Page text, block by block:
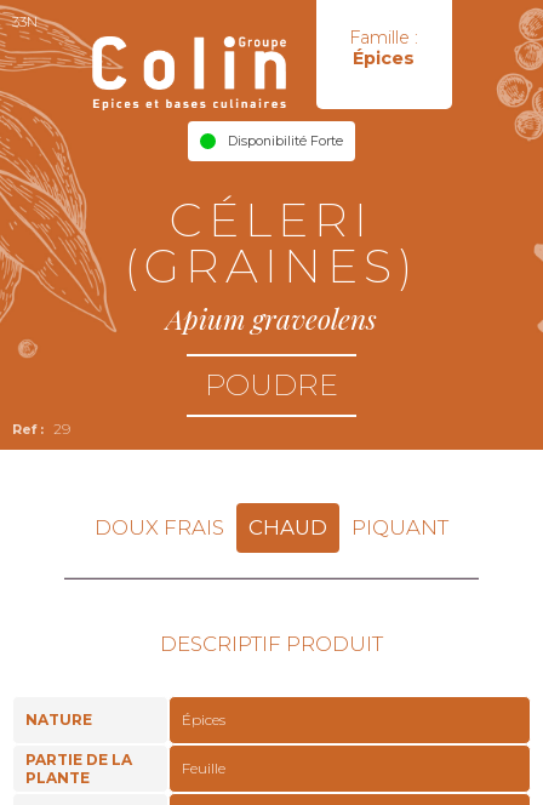
Famille :
Épices
Disponibilité Forte
33N
29
CÉLERI
(GRAINES)
Apium graveolens
POUDRE
DOUX FRAIS CHAUD PIQUANT
DESCRIPTIF PRODUIT
NATURE Épices
PARTIE DE LA
PLANTE
Feuille